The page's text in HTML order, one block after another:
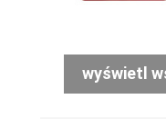
wyświetl